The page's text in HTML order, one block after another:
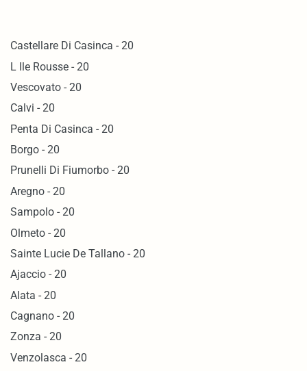
Castellare Di Casinca - 20
L Ile Rousse - 20
Vescovato - 20
Calvi - 20
Penta Di Casinca - 20
Borgo - 20
Prunelli Di Fiumorbo - 20
Aregno - 20
Sampolo - 20
Olmeto - 20
Sainte Lucie De Tallano - 20
Ajaccio - 20
Alata - 20
Cagnano - 20
Zonza - 20
Venzolasca - 20